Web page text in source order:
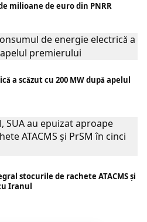
milioane de euro din PNRR
a scăzut cu 200 MW după apelul
stocurile de rachete ATACMS și
Iranul